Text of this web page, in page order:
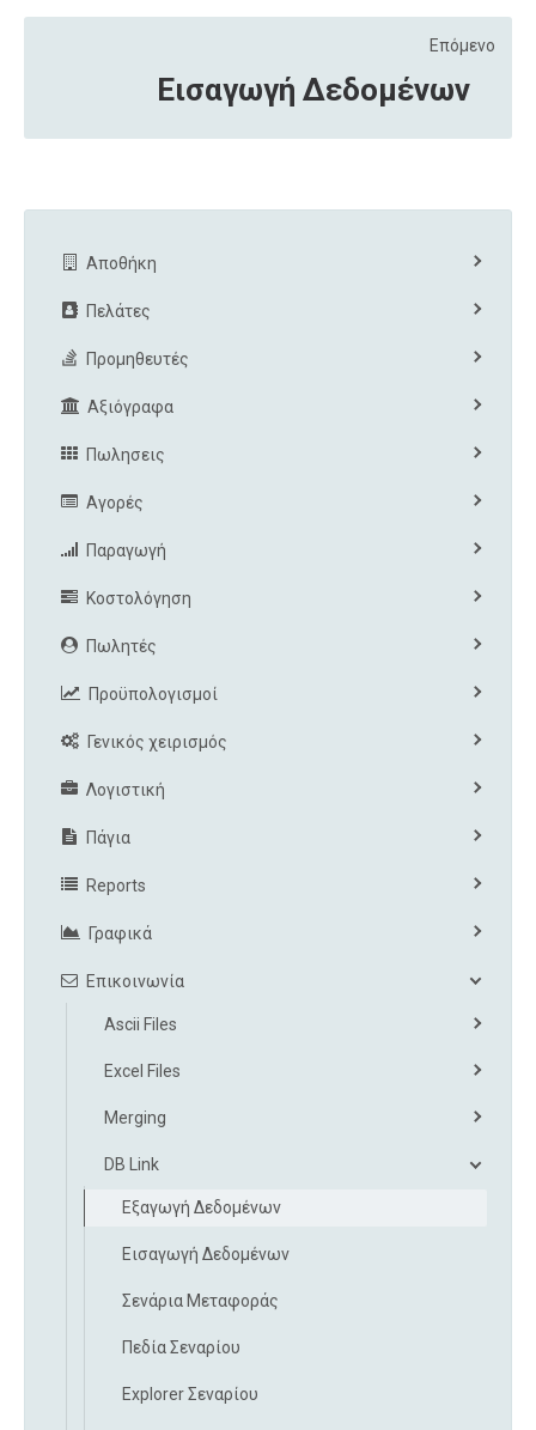
Επόμενο
Εισαγωγή Δεδομένων
Αποθήκη
Πελάτες
Προμηθευτές
Αξιόγραφα
Πωλησεις
Αγορές
Παραγωγή
Κοστολόγηση
Πωλητές
Προϋπολογισμοί
Γενικός χειρισμός
Λογιστική
Πάγια
Reports
Γραφικά
Επικοινωνία
Ascii Files
Excel Files
Merging
DB Link
Εξαγωγή Δεδομένων
Εισαγωγή Δεδομένων
Σενάρια Μεταφοράς
Πεδία Σεναρίου
Explorer Σεναρίου